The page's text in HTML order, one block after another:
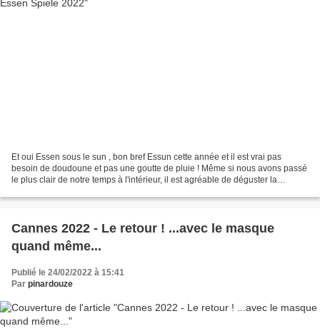
Et oui Essen sous le sun , bon bref Essun cette année et il est vrai pas
besoin de doudoune et pas une goutte de pluie ! Même si nous avons passé
le plus clair de notre temps à l'intérieur, il est agréable de déguster la
Cannes 2022 - Le retour ! ...avec le masque
quand même...
Publié le 24/02/2022 à 15:41
Par pinardouze